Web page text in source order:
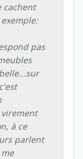
cachent
pas
à ce
parlent